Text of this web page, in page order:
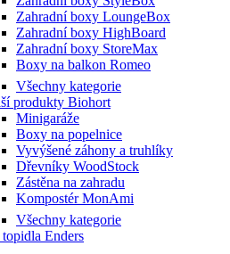
Zahradní boxy LoungeBox
Zahradní boxy HighBoard
Zahradní boxy StoreMax
Boxy na balkon Romeo
Všechny kategorie
produkty Biohort
Minigaráže
Boxy na popelnice
Vyvýšené záhony a truhlíky
Dřevníky WoodStock
Zástěna na zahradu
Kompostér MonAmi
Všechny kategorie
Enders